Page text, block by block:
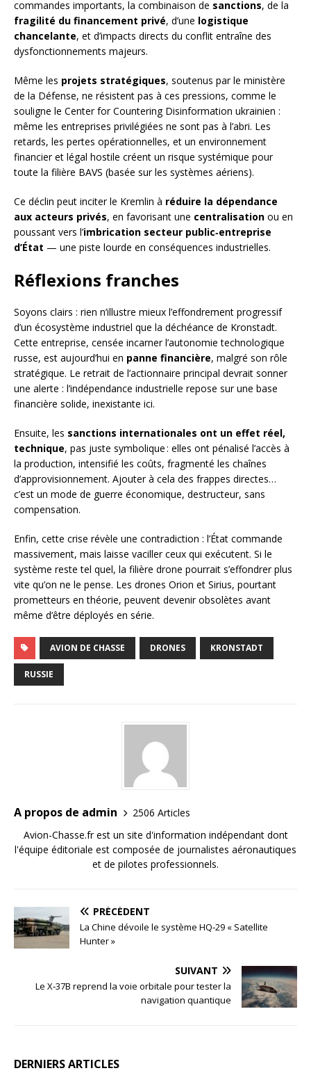
commandes importants, la combinaison de sanctions, de la
fragilité du financement privé, d’une logistique
chancelante, et d’impacts directs du conflit entraîne des
dysfonctionnements majeurs.
Même les projets stratégiques, soutenus par le ministère
de la Défense, ne résistent pas à ces pressions, comme le
souligne le Center for Countering Disinformation ukrainien :
même les entreprises privilégiées ne sont pas à l’abri. Les
retards, les pertes opérationnelles, et un environnement
financier et légal hostile créent un risque systémique pour
toute la filière BAVS (basée sur les systèmes aériens).
Ce déclin peut inciter le Kremlin à réduire la dépendance
aux acteurs privés, en favorisant une centralisation ou en
poussant vers l’imbrication secteur public‑entreprise
d’État — une piste lourde en conséquences industrielles.
Réflexions franches
Soyons clairs : rien n’illustre mieux l’effondrement progressif
d’un écosystème industriel que la déchéance de Kronstadt.
Cette entreprise, censée incarner l’autonomie technologique
russe, est aujourd’hui en panne financière, malgré son rôle
stratégique. Le retrait de l’actionnaire principal devrait sonner
une alerte : l’indépendance industrielle repose sur une base
financière solide, inexistante ici.
Ensuite, les sanctions internationales ont un effet réel,
technique, pas juste symbolique : elles ont pénalisé l’accès à
la production, intensifié les coûts, fragmenté les chaînes
d’approvisionnement. Ajouter à cela des frappes directes…
c’est un mode de guerre économique, destructeur, sans
compensation.
Enfin, cette crise révèle une contradiction : l’État commande
massivement, mais laisse vaciller ceux qui exécutent. Si le
système reste tel quel, la filière drone pourrait s’effondrer plus
vite qu’on ne le pense. Les drones Orion et Sirius, pourtant
prometteurs en théorie, peuvent devenir obsolètes avant
même d’être déployés en série.
AVION DE CHASSE DRONES KRONSTADT
RUSSIE
A propos de admin
2506 Articles
Avion-Chasse.fr est un site d'information indépendant dont
l'équipe éditoriale est composée de journalistes aéronautiques
et de pilotes professionnels.
PRÉCÉDENT
La Chine dévoile le système HQ‑29 « Satellite
Hunter »
SUIVANT
Le X‑37B reprend la voie orbitale pour tester la
navigation quantique
DERNIERS ARTICLES